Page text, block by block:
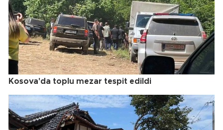
Kosova'da toplu mezar tespit edildi